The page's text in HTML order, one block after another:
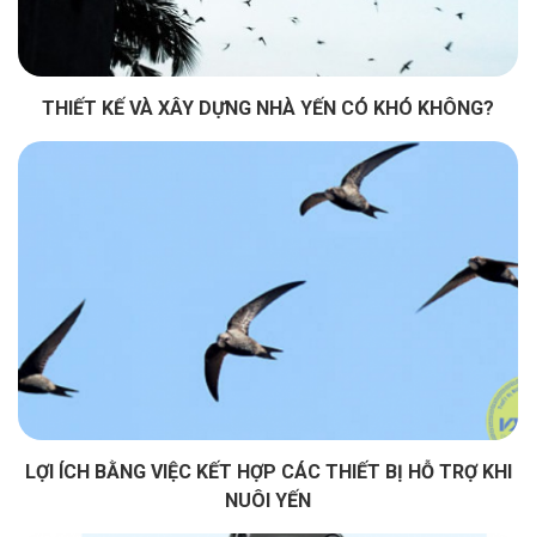
THIẾT KẾ VÀ XÂY DỰNG NHÀ YẾN CÓ KHÓ KHÔNG?
LỢI ÍCH BẰNG VIỆC KẾT HỢP CÁC THIẾT BỊ HỖ TRỢ KHI
NUÔI YẾN